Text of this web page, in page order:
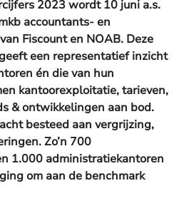
2023 wordt 10 juni a.s.
accountants- en
Fiscount en NOAB. Deze
een representatief inzicht
én die van hun
kantoorexploitatie, tarieven,
& ontwikkelingen aan bod.
besteed aan vergrijzing,
Zo’n 700
1.000 administratiekantoren
om aan de benchmark